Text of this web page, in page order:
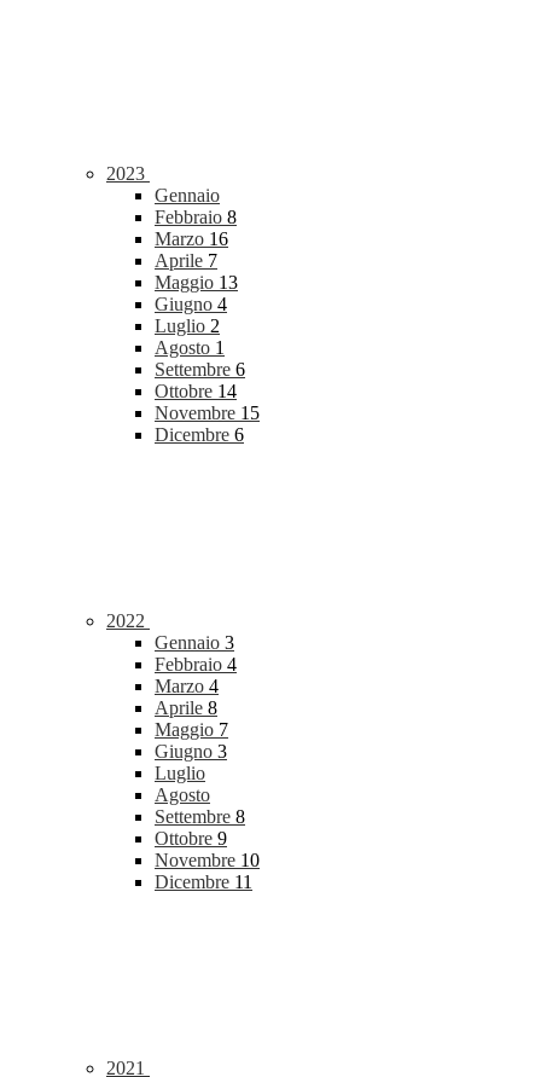
2023
Gennaio
Febbraio 8
Marzo 16
Aprile 7
Maggio 13
Giugno 4
Luglio 2
Agosto 1
Settembre 6
Ottobre 14
Novembre 15
Dicembre 6
2022
Gennaio 3
Febbraio 4
Marzo 4
Aprile 8
Maggio 7
Giugno 3
Luglio
Agosto
Settembre 8
Ottobre 9
Novembre 10
Dicembre 11
2021